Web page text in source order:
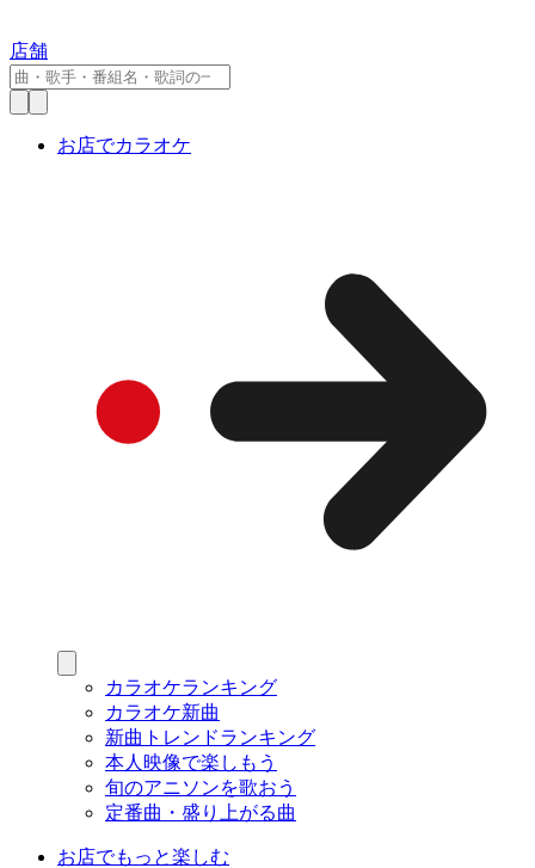
店舗
お店でカラオケ
カラオケランキング
カラオケ新曲
新曲トレンドランキング
本人映像で楽しもう
旬のアニソンを歌おう
定番曲・盛り上がる曲
お店でもっと楽しむ